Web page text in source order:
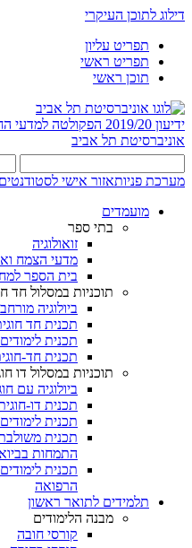
דילוג לתוכן העיקרי
תפריט עליון
תפריט ראשי
תוכן ראשי
ידיעון 2019/20
הפקולטה למדעי
אוניברסיטת תל אביב
מערכת פניותאזור אישי
מועמדים
בתי ספר
זואולוגיה
מדעי הצמח
בית הספר
תוכניות במסלול חד
ביולוגיה מורחב
תכנית חד
תכנית
תכנית חד-
תוכניות במסלול דו
ביולוגיה עם
תכנית דו-
תכנית
תכנית
התמחות
תכנית
הרפואה
תלמידים לתואר ראשון
מבנה הלימודים
קורסי חובה